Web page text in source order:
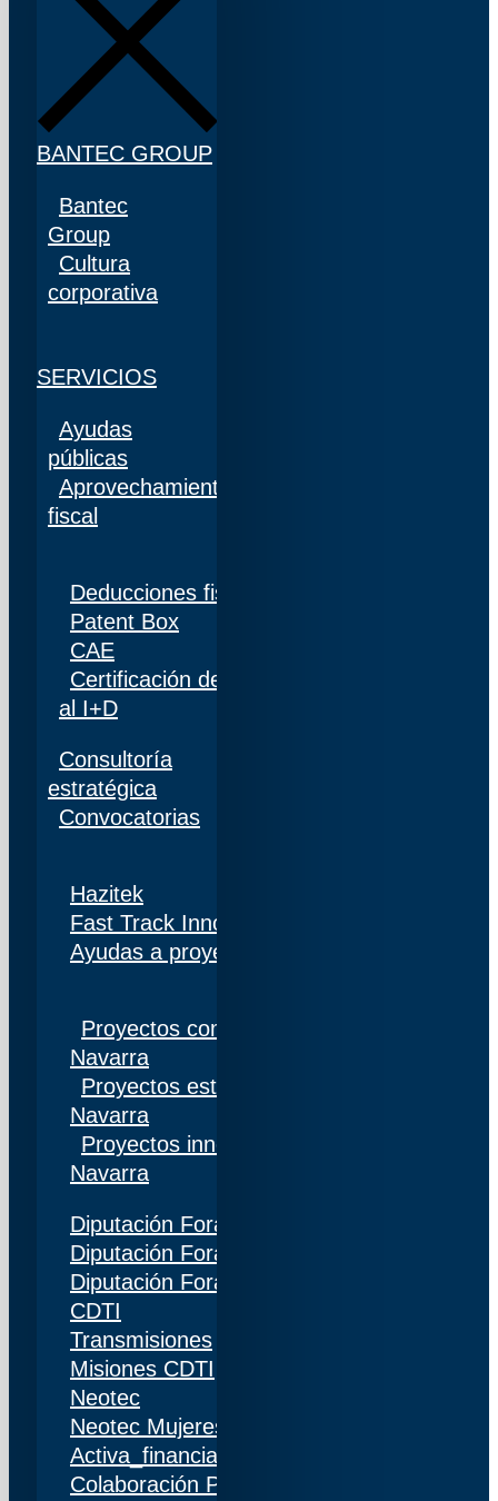
BANTEC GROUP
Bantec
Group
Cultura
corporativa
SERVICIOS
Ayudas
públicas
Aprovechamiento
fiscal
Deducciones fiscales
Patent Box
CAE
Certificación de personal adscrito al 100%
al I+D
Consultoría
estratégica
Convocatorias
Hazitek
Fast Track Innobideak
Ayudas a proyectos de I+D+i en Navarra
Proyectos competitivos I+D Gobierno de
Navarra
Proyectos estratégicos I+D Gobierno de
Navarra
Proyectos innovación Gobierno de
Navarra
Diputación Foral de Gipuzkoa
Diputación Foral de Bizkaia
Diputación Foral de Álava
CDTI
Transmisiones
Misiones CDTI
Neotec
Neotec Mujeres
Activa_financiación (IDI)
Colaboración Público-Privada (CPP)